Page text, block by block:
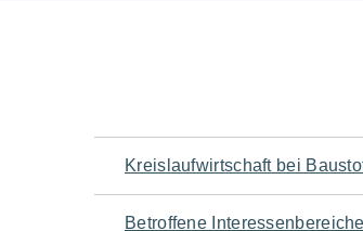
Navigation
für
Kreislaufwirtschaft bei
Betroffene Interessenbereiche